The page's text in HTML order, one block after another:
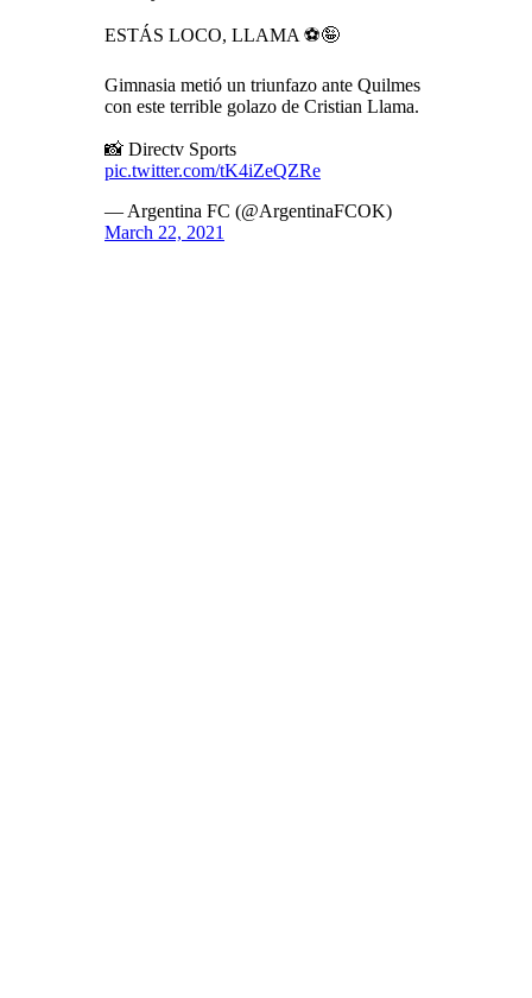
ESTÁS LOCO, LLAMA ⚽️🤪
Gimnasia metió un triunfazo ante Quilmes
con este terrible golazo de Cristian Llama.
📸 Directv Sports
pic.twitter.com/tK4iZeQZRe
— Argentina FC (@ArgentinaFCOK)
March 22, 2021